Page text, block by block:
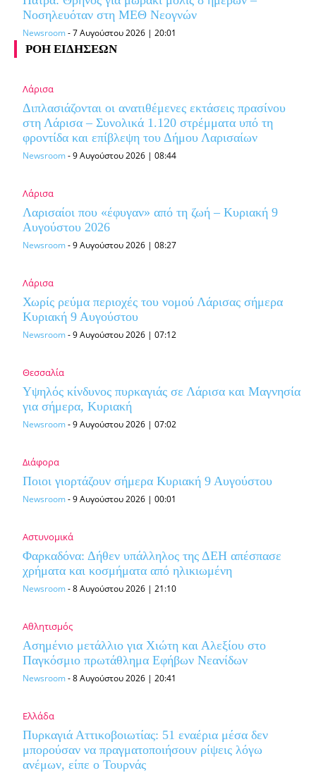
Νοσηλευόταν στη ΜΕΘ Νεογνών
Newsroom-7 Αυγούστου 2026 | 20:01
ΡΟΗ ΕΙΔΗΣΕΩΝ
Λάρισα
Διπλασιάζονται οι ανατιθέμενες εκτάσεις πρασίνου
στη Λάρισα – Συνολικά 1.120 στρέμματα υπό τη
φροντίδα και επίβλεψη του Δήμου Λαρισαίων
Newsroom-9 Αυγούστου 2026 | 08:44
Λάρισα
Λαρισαίοι που «έφυγαν» από τη ζωή – Κυριακή 9
Αυγούστου 2026
Newsroom-9 Αυγούστου 2026 | 08:27
Λάρισα
Χωρίς ρεύμα περιοχές του νομού Λάρισας σήμερα
Κυριακή 9 Αυγούστου
Newsroom-9 Αυγούστου 2026 | 07:12
Θεσσαλία
Υψηλός κίνδυνος πυρκαγιάς σε Λάρισα και Μαγνησία
για σήμερα, Κυριακή
Newsroom-9 Αυγούστου 2026 | 07:02
Διάφορα
Ποιοι γιορτάζουν σήμερα Κυριακή 9 Αυγούστου
Newsroom-9 Αυγούστου 2026 | 00:01
Αστυνομικά
Φαρκαδόνα: Δήθεν υπάλληλος της ΔΕΗ απέσπασε
χρήματα και κοσμήματα από ηλικιωμένη
Newsroom-8 Αυγούστου 2026 | 21:10
Αθλητισμός
Ασημένιο μετάλλιο για Χιώτη και Αλεξίου στο
Παγκόσμιο πρωτάθλημα Εφήβων Νεανίδων
Newsroom-8 Αυγούστου 2026 | 20:41
Ελλάδα
Πυρκαγιά Αττικοβοιωτίας: 51 εναέρια μέσα δεν
μπορούσαν να πραγματοποιήσουν ρίψεις λόγω
ανέμων, είπε ο Τουρνάς